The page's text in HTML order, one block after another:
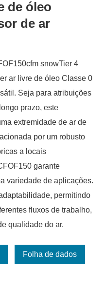
de óleo
de ar
snowTier 4
ar livre de óleo Classe 0
Seja para atribuições
prazo, este
extremidade de ar de
por um robusto
a locais
garante
variedade de aplicações.
permitindo
fluxos de trabalho,
qualidade do ar.
Folha de dados